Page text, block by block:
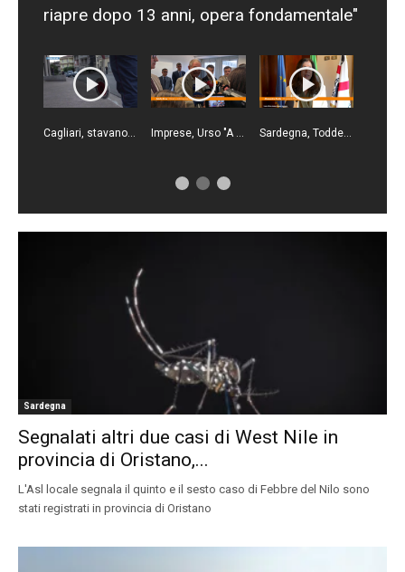
riapre dopo 13 anni, opera fondamentale"
Cagliari, stavano organizzando assalto a un portavalori carico d'oro. 11 arresti Imprese, Urso "A Cagliari la ventisettesima casa del Made in Italy" Sardegna, Todde "Approvata delibera per 1.500 tra medici e infermieri"
Sardegna
Segnalati altri due casi di West Nile in
provincia di Oristano,...
L'Asl locale segnala il quinto e il sesto caso di Febbre del Nilo sono
stati registrati in provincia di Oristano